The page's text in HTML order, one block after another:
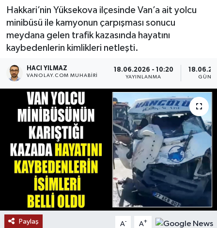
Hakkari’nin Yüksekova ilçesinde Van’a ait yolcu
minibüsü ile kamyonun çarpışması sonucu
meydana gelen trafik kazasında hayatını
kaybedenlerin kimlikleri netleşti.
HACI YILMAZ
VANOLAY.COM MUHABIRI
18.06.2026 - 10:20
YAYINLANMA
Paylaş A- A+
Bilim & Teknoloji
Dünya
RESMİ İLANLAR
Son Dakika Haberleri
Haber Arşivi